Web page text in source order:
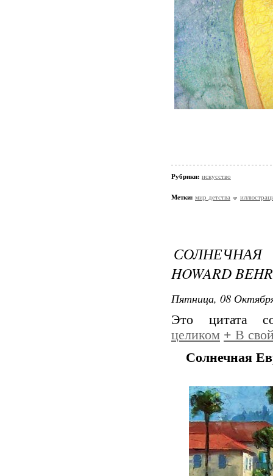
Рубрики: искусство
Метки: мир детства
HOWARD
Пятница, 08
Это цитата
целиком + В
Солнечная